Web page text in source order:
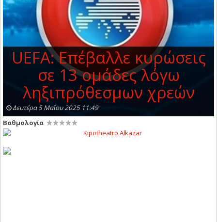
UEFA: Επέβαλλε κυρώσεις
σε 13 ομάδες λόγω
ληξιπρόθεσμων χρεών
Δευτέρα 5 Μαΐου 2025 11:49
Βαθμολογία